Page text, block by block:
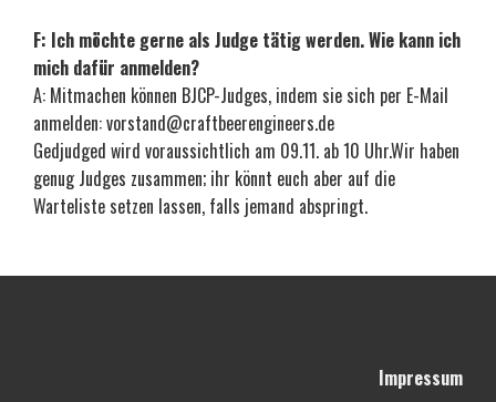
F: Ich möchte gerne als Judge tätig werden. Wie kann ich
mich dafür anmelden?
A: Mitmachen können BJCP-Judges, indem sie sich per E-Mail
anmelden: vorstand@craftbeerengineers.de
Gedjudged wird voraussichtlich am 09.11. ab 10 Uhr.Wir haben
genug Judges zusammen; ihr könnt euch aber auf die
Warteliste setzen lassen, falls jemand abspringt.
Impressum